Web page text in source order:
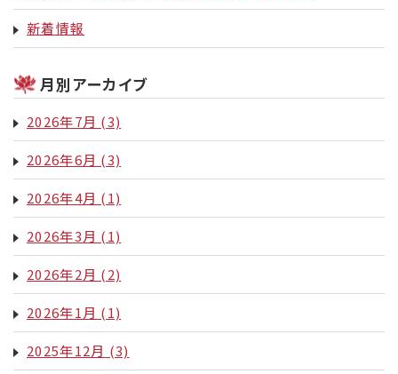
新着情報
月別アーカイブ
2026年7月 (3)
2026年6月 (3)
2026年4月 (1)
2026年3月 (1)
2026年2月 (2)
2026年1月 (1)
2025年12月 (3)